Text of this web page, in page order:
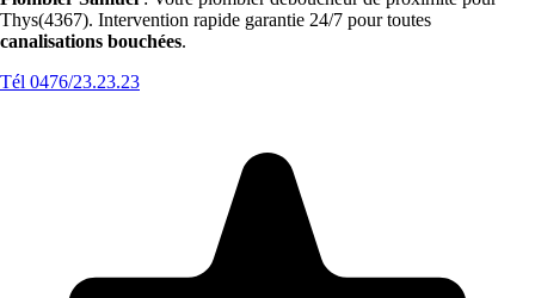
Thys(4367). Intervention rapide garantie 24/7 pour toutes
canalisations bouchées.
Tél 0476/23.23.23